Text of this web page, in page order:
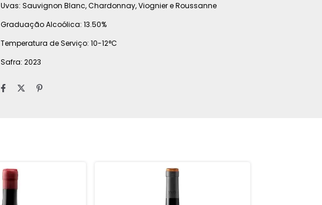
Uvas: Sauvignon Blanc, Chardonnay, Viognier e Roussanne
Graduação Alcoólica: 13.50%
Temperatura de Serviço: 10-12°C
Safra: 2023